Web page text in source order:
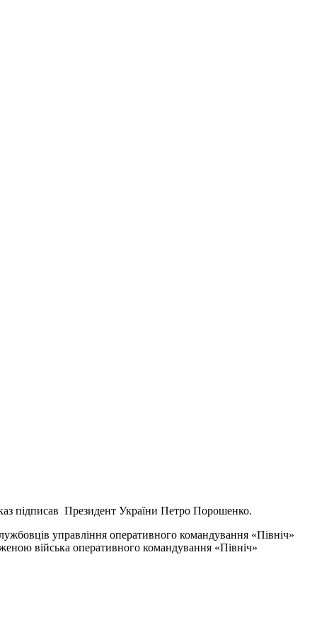
підписав Президент України Петро Порошенко.
управління оперативного командування «Північ»
війська оперативного командування «Північ»